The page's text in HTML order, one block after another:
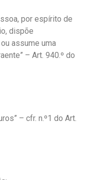
por espírito de
dispõe
assume uma
– Art. 940.º do
– cfr. n.º1 do Art.